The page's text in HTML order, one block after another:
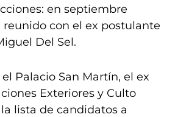
en septiembre
reunido con el ex postulante
Del Sel.
Palacio San Martín, el ex
Exteriores y Culto
lista de candidatos a